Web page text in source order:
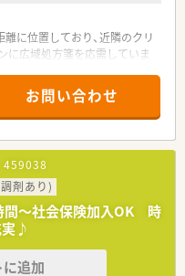
で使用できるサポート制度が
常に高く、ライフワークバラ
ます。
）と業界でも非常に長い休日
日数に応じて対象者にリフレ
可能）がございます。
がらメリハリをつけて働き
い方
ンジしたい方
に位置しており、近隣のクリ
に広域処方箋を応需していま
枚程度となっており、1日あ
正な業務量で運営されていま
合計4名体制で、事務スタッ
常に手厚い人員配置です。
】
ら650万円の提示が可能で、
別に給与を設定いたしま
の精神を持ち、プロとして
いという意欲のある方を歓迎し
お問い合わせ
459038
剤あり)
間～社会保険加入OK 時
実♪
追加